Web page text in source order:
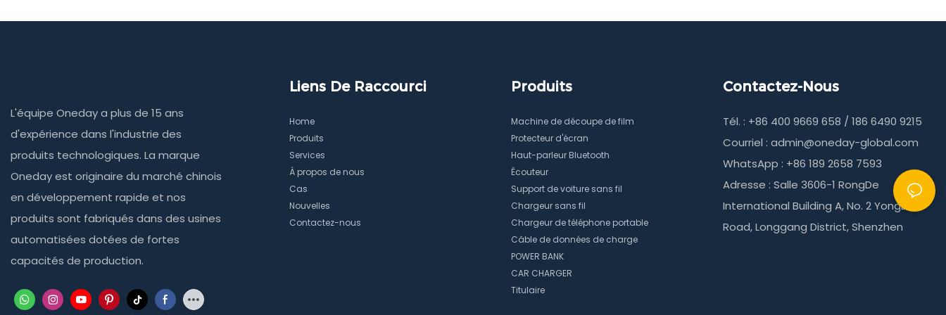
quelle que soit la configuration.
à rotation infinie entièrement
mm s'adapte parfaitement à la plupart
L'équipe Oneday a plus de 15 ans
d'expérience dans l'industrie des
produits technologiques. La marque
Oneday est originaire du marché chinois
en développement rapide et nos
produits sont fabriqués dans des usines
automatisées dotées de fortes
capacités de production.
Liens De Raccourci
Home
Produits
Services
À propos de nous
Cas
Nouvelles
Contactez-nous
Produits
Machine de découpe de film
Protecteur d'écran
Haut-parleur Bluetooth
Écouteur
Support de voiture sans fil
Chargeur sans fil
Chargeur de téléphone portable
Câble de données de charge
POWER BANK
CAR CHARGER
Titulaire
Contactez-Nous
Tél. : +86 400 9669 658 / 186 6490 9215
Courriel :admin@oneday-global.com
WhatsApp : +86 189 2658 7593
Adresse : Salle 3606-1 RongDe
International Building A, No. 2 YongLe
Road, Longgang District, Shenzhen